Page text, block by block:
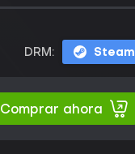
DRM: Steam
Comprar ahora